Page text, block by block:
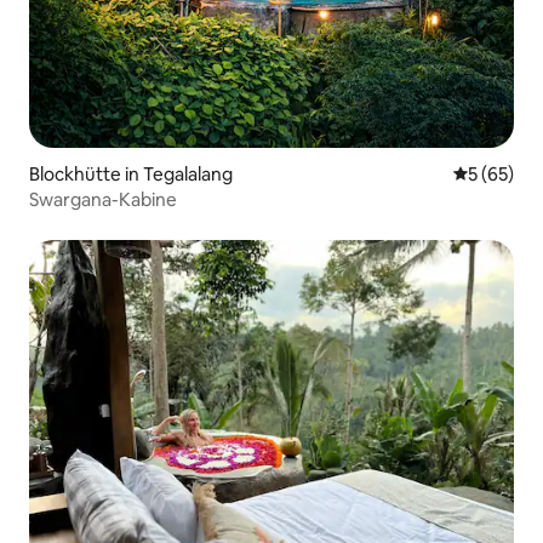
Blockhütte in Tegalalang
5 (65)
Swargana-Kabine